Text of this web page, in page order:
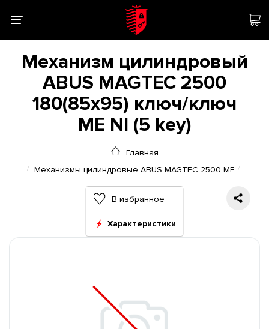
Механизм цилиндровый
ABUS MAGTEC 2500
180(85x95) ключ/ключ
ME NI (5 key)
Главная
Механизмы цилиндровые ABUS MAGTEC 2500 ME
В избранное
Характеристики